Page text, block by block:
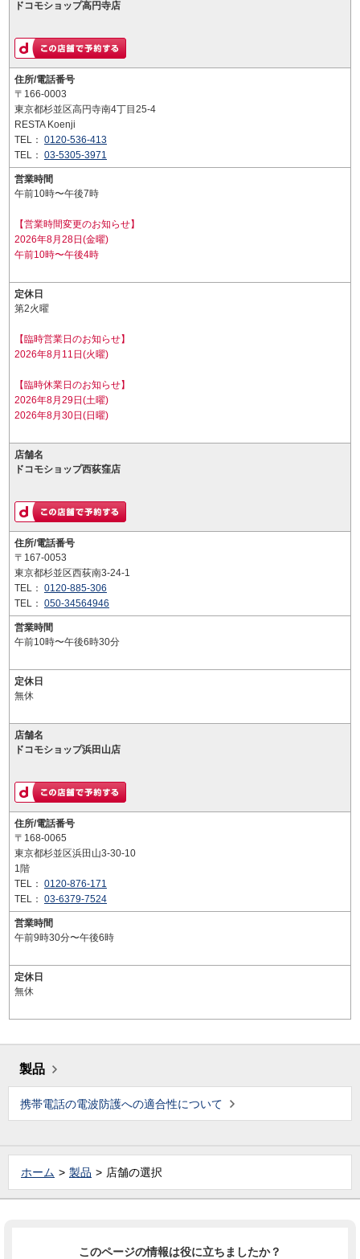
ドコモショップ高円寺店
住所/電話番号
〒166-0003
東京都杉並区高円寺南4丁目25-4
RESTA Koenji
TEL： 0120-536-413
TEL： 03-5305-3971
営業時間
午前10時〜午後7時
【営業時間変更のお知らせ】
2026年8月28日(金曜)
午前10時〜午後4時
定休日
第2火曜
【臨時営業日のお知らせ】
2026年8月11日(火曜)
【臨時休業日のお知らせ】
2026年8月29日(土曜)
2026年8月30日(日曜)
店舗名
ドコモショップ西荻窪店
住所/電話番号
〒167-0053
東京都杉並区西荻南3-24-1
TEL： 0120-885-306
TEL： 050-34564946
営業時間
午前10時〜午後6時30分
定休日
無休
店舗名
ドコモショップ浜田山店
住所/電話番号
〒168-0065
東京都杉並区浜田山3-30-10
1階
TEL： 0120-876-171
TEL： 03-6379-7524
営業時間
午前9時30分〜午後6時
定休日
無休
製品
携帯電話の電波防護への適合性について
ホーム 製品 店舗の選択
このページの情報は役に立ちましたか？